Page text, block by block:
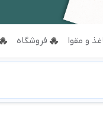
و مقوا فروشگاه